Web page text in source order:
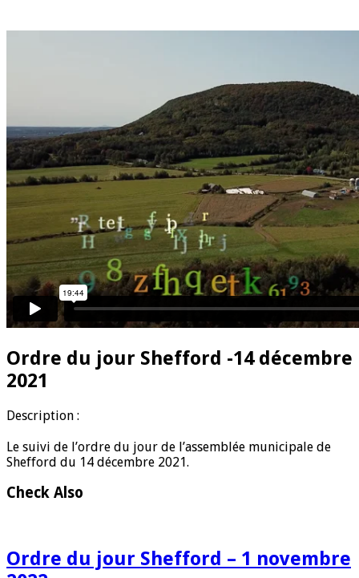
Ordre du jour Shefford -14 décembre
2021
Description :
Le suivi de l’ordre du jour de l’assemblée municipale de
Shefford du 14 décembre 2021.
Check Also
Ordre du jour Shefford – 1 novembre